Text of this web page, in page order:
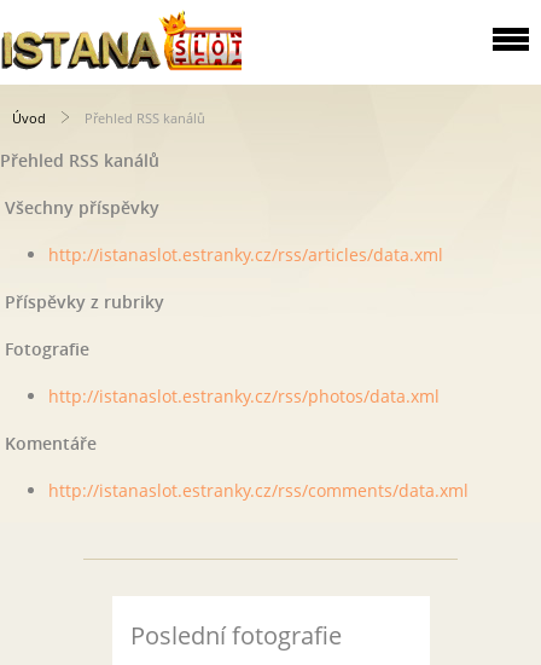
Úvod Přehled RSS kanálů
Přehled RSS kanálů
Všechny příspěvky
http://istanaslot.estranky.cz/rss/articles/data.xml
Příspěvky z rubriky
Fotografie
http://istanaslot.estranky.cz/rss/photos/data.xml
Komentáře
http://istanaslot.estranky.cz/rss/comments/data.xml
Poslední fotografie